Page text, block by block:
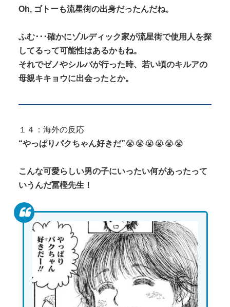
Oh, ゴトーも流星街の出身だったんだね。
ふむ･･･確かにゾルディック家が流星街で使用人を探
してるって可能性はあるかもね。
それでゼノやシルバが行った時、若い頃のキルアの
母親キキョウに出会ったとか。
１４：海外の反応
“やっぱりパクちゃん好きだ”😭😭😭😭😭😭
こんな可愛らしい男の子にいったい何があったって
いうんだ冨樫先生！